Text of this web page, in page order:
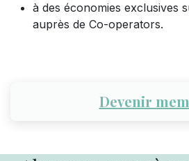
à des économies exclusives
auprès de Co-operators.
Devenir